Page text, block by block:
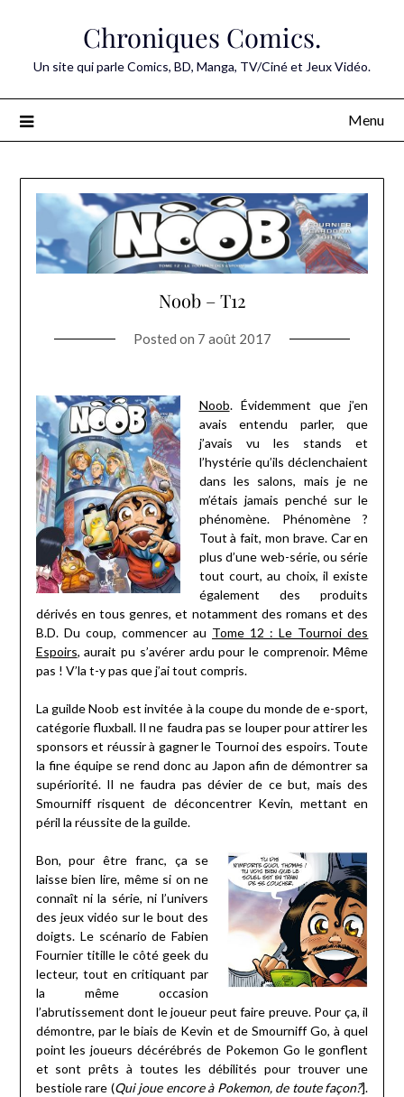
Chroniques Comics.
Un site qui parle Comics, BD, Manga, TV/Ciné et Jeux Vidéo.
Menu
Noob – T12
Posted on 7 août 2017
Noob. Évidemment que j’en
avais entendu parler, que
j’avais vu les stands et
l’hystérie qu’ils déclenchaient
dans les salons, mais je ne
m’étais jamais penché sur le
phénomène. Phénomène ?
Tout à fait, mon brave. Car en
plus d’une web-série, ou série
tout court, au choix, il existe
également des produits
dérivés en tous genres, et notamment des romans et des
B.D. Du coup, commencer au Tome 12 : Le Tournoi des
Espoirs, aurait pu s’avérer ardu pour le comprenoir. Même
pas ! V’la t-y pas que j’ai tout compris.
La guilde Noob est invitée à la coupe du monde de e-sport,
catégorie fluxball. Il ne faudra pas se louper pour attirer les
sponsors et réussir à gagner le Tournoi des espoirs. Toute
la fine équipe se rend donc au Japon afin de démontrer sa
supériorité. Il ne faudra pas dévier de ce but, mais des
Smourniff risquent de déconcentrer Kevin, mettant en
péril la réussite de la guilde.
Bon, pour être franc, ça se
laisse bien lire, même si on ne
connaît ni la série, ni l’univers
des jeux vidéo sur le bout des
doigts. Le scénario de Fabien
Fournier titille le côté geek du
lecteur, tout en critiquant par
la même occasion
l’abrutissement dont le joueur peut faire preuve. Pour ça, il
démontre, par le biais de Kevin et de Smourniff Go, à quel
point les joueurs décérébrés de Pokemon Go le gonflent
et sont prêts à toutes les débilités pour trouver une
bestiole rare (Qui joue encore à Pokemon, de toute façon?].